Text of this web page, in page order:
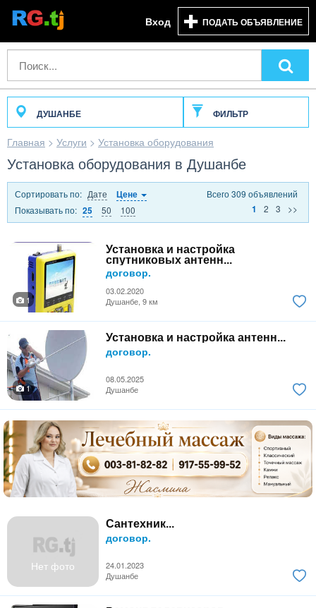
Вход ПОДАТЬ ОБЪЯВЛЕНИЕ
ДУШАНБЕ ФИЛЬТР
Главная > Услуги > Установка оборудования
Установка оборудования в Душанбе
Сортировать по: Дате
Цене
Показывать по: 25 50 100
Всего 309 объявлений
1
2 3 >>
Установка и настройка
спутниковых антенн...
договор.
03.02.2020
1
Душанбе, 9 км
Установка и настройка антенн...
договор.
08.05.2025
1
Душанбе
Нет фото
Сантехник...
договор.
24.01.2023
Душанбе